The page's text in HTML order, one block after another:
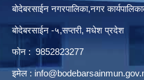
बोदेबरसाईन नगरपालिका,नगर
बोदेबरसाईन -५,सप्तरी, मधेश प्रदेश
फोन : 9852823277
इमेल :